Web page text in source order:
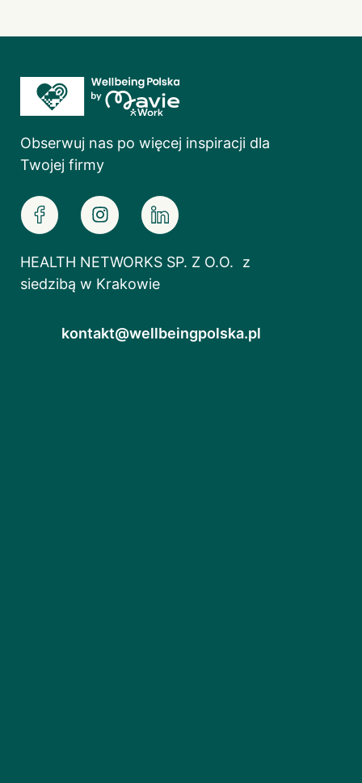
Obserwuj nas po więcej inspiracji dla
Twojej firmy
HEALTH NETWORKS SP. Z O.O. z
siedzibą w Krakowie
kontakt@wellbeingpolska.pl